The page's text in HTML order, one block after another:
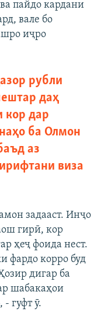
пайдо кардани
вале бо
иҷро
рубли
даҳ
кор дар
ба Олмон
аз
виза
задааст. Инҷо
гирӣ, кор
ҳеҷ фоида нест.
фардо корро буд
дигар ба
шабакаҳои
гуфт ӯ.